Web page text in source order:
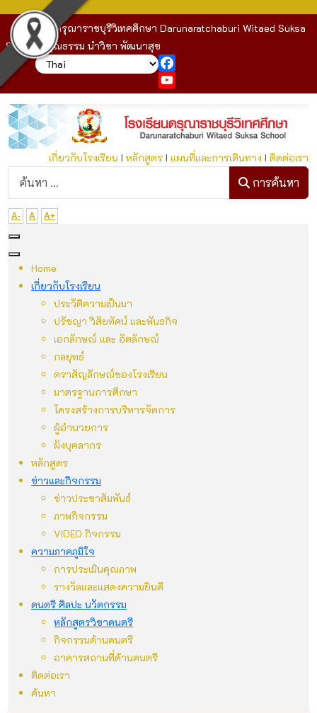
โรงเรียนดรุณาราชบุรีวิเทศศึกษา Darunaratchaburi Witaed Suksa
School : คุณธรรม นำวิชา พัฒนาสุข
YouTube
เกี่ยวกับโรงเรียนI หลักสูตรI แผนที่และการเดินทาง I ติดต่อเรา
ก
การค้นหา
A- A A+
Home
เกี่ยวกับโรงเรียน
ประวัติความเป็นมา
ปรัชญา วิสัยทัศน์ และพันธกิจ
เอกลักษณ์ และ อัตลักษณ์
กลยุทธ์
ตราสัญลักษณ์ของโรงเรียน
มาตรฐานการศึกษา
โครงสร้างการบริหารจัดการ
ผู้อำนวยการ
ผังบุคลากร
หลักสูตร
ข่าวและกิจกรรม
ข่าวประชาสัมพันธ์
ภาพกิจกรรม
VIDEO กิจกรรม
ความภาคภูมิใจ
การประเมินคุณภาพ
รางวัลและแสดงความยินดี
ดนตรี ศิลปะ นวัตกรรม
หลักสูตรวิชาดนตรี
กิจกรรมด้านดนตรี
อาคารสถานที่ด้านดนตรี
ติดต่อเรา
ค้นหา